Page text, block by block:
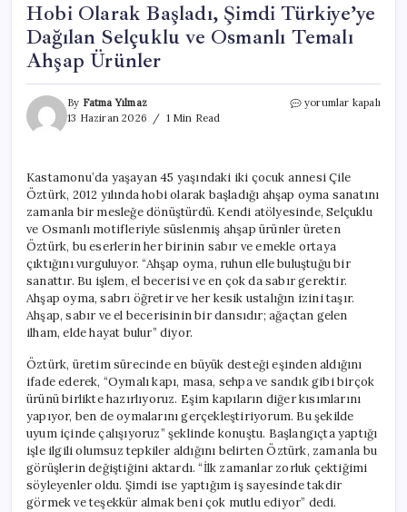
Hobi Olarak Başladı, Şimdi Türkiye’ye
Dağılan Selçuklu ve Osmanlı Temalı
Ahşap Ürünler
By Fatma Yılmaz
13 Haziran 2026
1 Min Read
Hobi
Dağılan
Selçuklu
ve
Osmanlı
Temalı
Ahşap
Ürünler
için
yorumlar kapalı
Kastamonu’da yaşayan 45 yaşındaki iki çocuk annesi Çile
Öztürk, 2012 yılında hobi olarak başladığı ahşap oyma sanatını
zamanla bir mesleğe dönüştürdü. Kendi atölyesinde, Selçuklu
ve Osmanlı motifleriyle süslenmiş ahşap ürünler üreten
Öztürk, bu eserlerin her birinin sabır ve emekle ortaya
çıktığını vurguluyor. “Ahşap oyma, ruhun elle buluştuğu bir
sanattır. Bu işlem, el becerisi ve en çok da sabır gerektir.
Ahşap oyma, sabrı öğretir ve her kesik ustalığın izini taşır.
Ahşap, sabır ve el becerisinin bir dansıdır; ağaçtan gelen
ilham, elde hayat bulur” diyor.
Öztürk, üretim sürecinde en büyük desteği eşinden aldığını
ifade ederek, “Oymalı kapı, masa, sehpa ve sandık gibi birçok
ürünü birlikte hazırlıyoruz. Eşim kapıların diğer kısımlarını
yapıyor, ben de oymalarını gerçekleştiriyorum. Bu şekilde
uyum içinde çalışıyoruz” şeklinde konuştu. Başlangıçta yaptığı
işle ilgili olumsuz tepkiler aldığını belirten Öztürk, zamanla bu
görüşlerin değiştiğini aktardı. “İlk zamanlar zorluk çektiğimi
söyleyenler oldu. Şimdi ise yaptığım iş sayesinde takdir
görmek ve teşekkür almak beni çok mutlu ediyor” dedi.